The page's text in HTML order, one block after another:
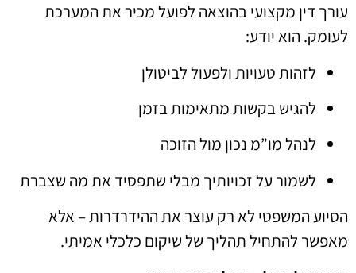
עורך דין מקצועי בהוצאה לפועל מכיר את המערכת
לעומק. הוא יודע:
לזהות טעויות ולפעול לביטולן
להגיש בקשות מתאימות בזמן
לנהל מו”מ נכון מול הזוכה
לשמור על זכויותיך מבלי שתפסיד את מה שצברת
הסיוע המשפטי לא רק עוצר את ההידרדרות – אלא
מאפשר להתחיל תהליך של שיקום כלכלי אמיתי.